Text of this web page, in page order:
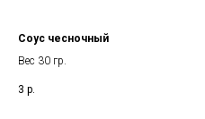
Соус чесночный
Вес 30 гр.
3 р.